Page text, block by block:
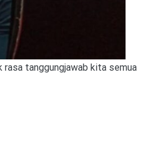
rasa tanggungjawab kita semua